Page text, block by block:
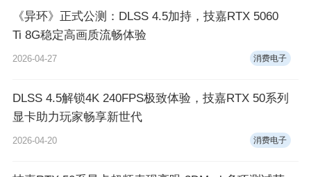
《异环》正式公测：DLSS 4.5加持，技嘉RTX 5060
Ti 8G稳定高画质流畅体验
2026-04-27 消费电子
DLSS 4.5解锁4K 240FPS极致体验，技嘉RTX 50系列
显卡助力玩家畅享新世代
2026-04-20 消费电子